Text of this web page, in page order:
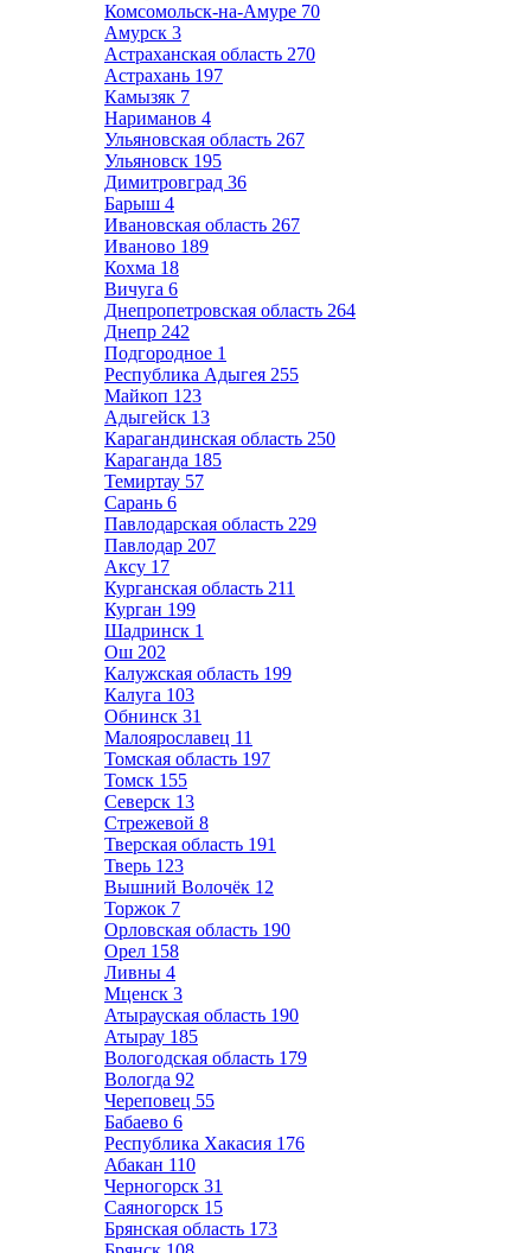
Комсомольск-на-Амуре 70
Амурск 3
Астраханская область 270
Астрахань 197
Камызяк 7
Нариманов 4
Ульяновская область 267
Ульяновск 195
Димитровград 36
Барыш 4
Ивановская область 267
Иваново 189
Кохма 18
Вичуга 6
Днепропетровская область 264
Днепр 242
Подгородное 1
Республика Адыгея 255
Майкоп 123
Адыгейск 13
Карагандинская область 250
Караганда 185
Темиртау 57
Сарань 6
Павлодарская область 229
Павлодар 207
Аксу 17
Курганская область 211
Курган 199
Шадринск 1
Ош 202
Калужская область 199
Калуга 103
Обнинск 31
Малоярославец 11
Томская область 197
Томск 155
Северск 13
Стрежевой 8
Тверская область 191
Тверь 123
Вышний Волочёк 12
Торжок 7
Орловская область 190
Орел 158
Ливны 4
Мценск 3
Атырауская область 190
Атырау 185
Вологодская область 179
Вологда 92
Череповец 55
Бабаево 6
Республика Хакасия 176
Абакан 110
Черногорск 31
Саяногорск 15
Брянская область 173